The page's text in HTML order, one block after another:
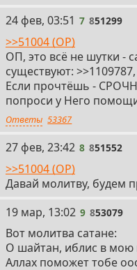
7
24 фев, 03:51 7 851299
>>51004 (OP)
ОП, это всё не шутки -
существуют:
Если прочтёшь -
попроси у Него
Ответы 53367
8
27 фев, 23:42 8 851552
>>51004 (OP)
Давай молитву, будем
9
19 мар, 13:02 9 853079
Вот молитва сатане:
О шайтан, иблис в мою
Аллах поможет тобе